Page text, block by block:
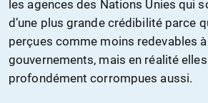
les agences des Nations Unies qui
d’une plus grande crédibilité parce
perçues comme moins redevables
gouvernements, mais en réalité
profondément corrompues aussi.